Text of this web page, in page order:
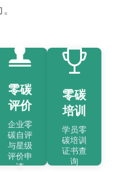
零碳
评价
企业零
碳自评
与星级
评价申
请
零碳
培训
学员零
碳培训
证书查
询